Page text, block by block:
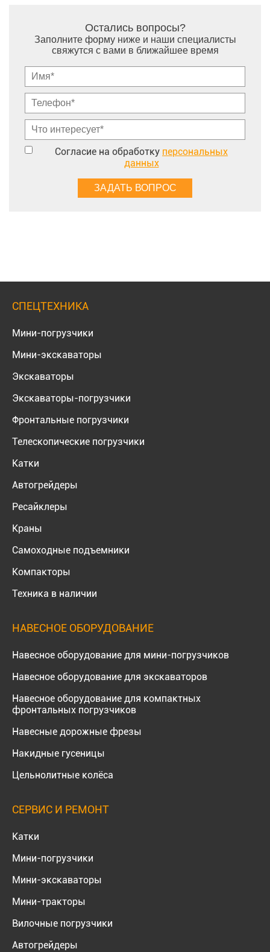
Остались вопросы?
Заполните форму ниже и наши специалисты
свяжутся с вами в ближайшее время
Согласие на обработку персональных
данных
СПЕЦТЕХНИКА
Мини-погрузчики
Мини-экскаваторы
Экскаваторы
Экскаваторы-погрузчики
Фронтальные погрузчики
Телескопические погрузчики
Катки
Автогрейдеры
Ресайклеры
Краны
Самоходные подъемники
Компакторы
Техника в наличии
НАВЕСНОЕ ОБОРУДОВАНИЕ
Навесное оборудование для мини-погрузчиков
Навесное оборудование для экскаваторов
Навесное оборудование для компактных
фронтальных погрузчиков
Навесные дорожные фрезы
Накидные гусеницы
Цельнолитные колёса
СЕРВИС И РЕМОНТ
Катки
Мини-погрузчики
Мини-экскаваторы
Мини-тракторы
Вилочные погрузчики
Автогрейдеры